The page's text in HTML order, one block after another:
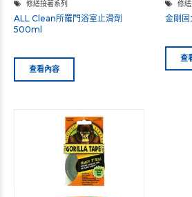
修繕接著系列
ALL Clean所羅門浴室止滑劑
500ml
查看內容
修繕
金剛
查